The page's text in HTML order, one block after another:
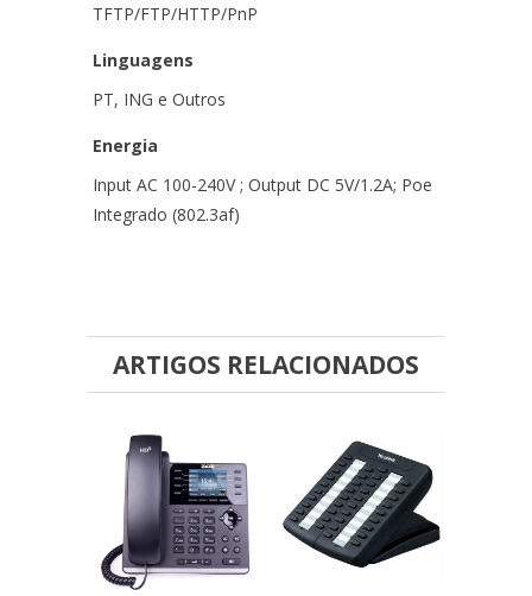
TFTP/FTP/HTTP/PnP
Linguagens
PT, ING e Outros
Energia
Input AC 100-240V ; Output DC 5V/1.2A; Poe
Integrado (802.3af)
ARTIGOS RELACIONADOS